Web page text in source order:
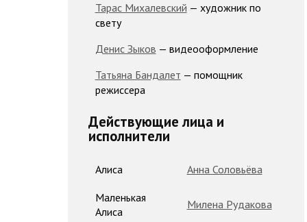
Тарас Михалевский — художник по
свету
Денис Зыков — видеооформление
Татьяна Бандалет — помощник
режиссера
Действующие лица и
исполнители
Алиса Анна Соловьёва
Маленькая
Алиса
Милена Рудакова